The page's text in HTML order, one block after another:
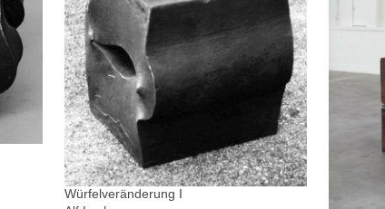
Würfelveränderung I